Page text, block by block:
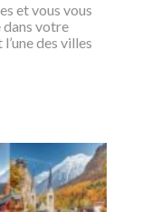
et vous vous
dans votre
des villes